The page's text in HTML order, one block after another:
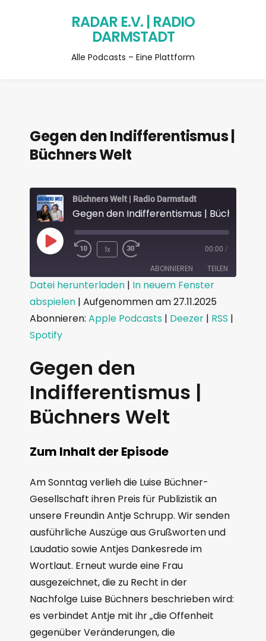
RADAR E.V. | RADIO
DARMSTADT
Alle Podcasts – Eine Plattform
Gegen den Indifferentismus |
Büchners Welt
Büchners Welt | Radio Darmstadt
Gegen den Indifferentismus | Büchners
1x 00:00 /
ABONNIEREN TEILEN
Apple Podcasts Deezer
RSS Spotify
RSS FEED
TEILEN
Datei herunterladen | In neuem Fenster
abspielen | Aufgenommen am 27.11.2025
Abonnieren: Apple Podcasts | Deezer | RSS |
Spotify
Gegen den
Indifferentismus |
Büchners Welt
Zum Inhalt der Episode
Am Sonntag verlieh die Luise Büchner-
Gesellschaft ihren Preis für Publizistik an
unsere Freundin Antje Schrupp. Wir senden
ausführliche Auszüge aus Grußworten und
Laudatio sowie Antjes Dankesrede im
Wortlaut. Erneut wurde eine Frau
ausgezeichnet, die zu Recht in der
Nachfolge Luise Büchners beschrieben wird:
es verbindet Antje mit ihr „die Offenheit
gegenüber Veränderungen, die